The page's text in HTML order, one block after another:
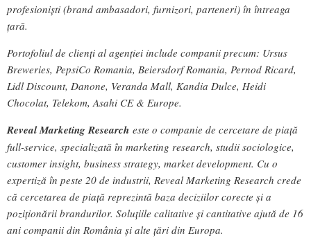
profesioniști (brand ambasadori, furnizori, parteneri) în întreaga
țară.
Portofoliul de clienți al agenției include companii precum: Ursus
Breweries, PepsiCo Romania, Beiersdorf Romania, Pernod Ricard,
Lidl Discount, Danone, Veranda Mall, Kandia Dulce, Heidi
Chocolat, Telekom, Asahi CE & Europe.
Reveal Marketing Research este o companie de cercetare de piață
full-service, specializată în marketing research, studii sociologice,
customer insight, business strategy, market development. Cu o
expertiză în peste 20 de industrii, Reveal Marketing Research crede
că cercetarea de piață reprezintă baza deciziilor corecte și a
poziționării brandurilor. Soluțiile calitative și cantitative ajută de 16
ani companii din România și alte țări din Europa.